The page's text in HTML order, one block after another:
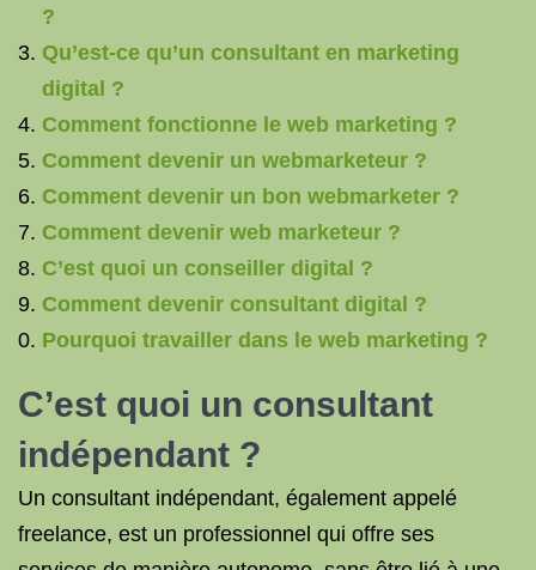
?
Qu’est-ce qu’un consultant en marketing
digital ?
Comment fonctionne le web marketing ?
Comment devenir un webmarketeur ?
Comment devenir un bon webmarketer ?
Comment devenir web marketeur ?
C’est quoi un conseiller digital ?
Comment devenir consultant digital ?
Pourquoi travailler dans le web marketing ?
C’est quoi un consultant
indépendant ?
Un consultant indépendant, également appelé
freelance, est un professionnel qui offre ses